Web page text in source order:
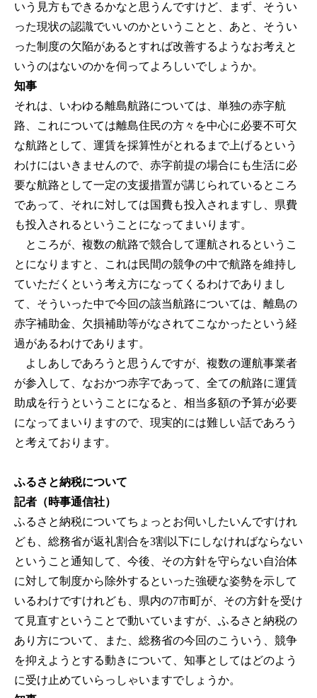
いう見方もできるかなと思うんですけど、まず、そうい
った現状の認識でいいのかということと、あと、そうい
った制度の欠陥があるとすれば改善するようなお考えと
いうのはないのかを伺ってよろしいでしょうか。
知事
それは、いわゆる離島航路については、単独の赤字航
路、これについては離島住民の方々を中心に必要不可欠
な航路として、運賃を採算性がとれるまで上げるという
わけにはいきませんので、赤字前提の場合にも生活に必
要な航路として一定の支援措置が講じられているところ
であって、それに対しては国費も投入されますし、県費
も投入されるということになってまいります。
ところが、複数の航路で競合して運航されるというこ
とになりますと、これは民間の競争の中で航路を維持し
ていただくという考え方になってくるわけでありまし
て、そういった中で今回の該当航路については、離島の
赤字補助金、欠損補助等がなされてこなかったという経
過があるわけであります。
よしあしであろうと思うんですが、複数の運航事業者
が参入して、なおかつ赤字であって、全ての航路に運賃
助成を行うということになると、相当多額の予算が必要
になってまいりますので、現実的には難しい話であろう
と考えております。
ふるさと納税について
記者（時事通信社）
ふるさと納税についてちょっとお伺いしたいんですけれ
ども、総務省が返礼割合を3割以下にしなければならない
ということ通知して、今後、その方針を守らない自治体
に対して制度から除外するといった強硬な姿勢を示して
いるわけですけれども、県内の7市町が、その方針を受け
て見直すということで動いていますが、ふるさと納税の
あり方について、また、総務省の今回のこういう、競争
を抑えようとする動きについて、知事としてはどのよう
に受け止めていらっしゃいますでしょうか。